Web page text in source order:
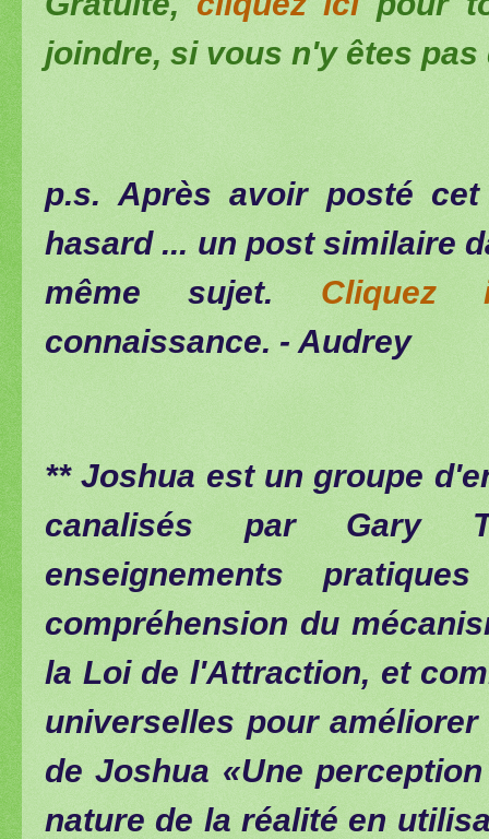
joindre, si vous n'y êtes pas
p.s. Après avoir posté
hasard ... un post similaire
même sujet. Cliquez
connaissance. - Audrey
**Joshua est un groupe
canalisés par Gary
enseignements
compréhension du
la Loi de l'Attraction, et
universelles pour
de Joshua «Une
nature de la réalité en